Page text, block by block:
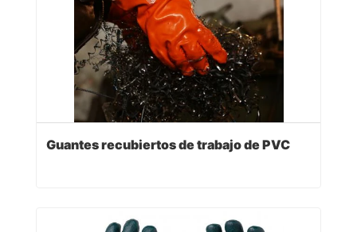
Guantes recubiertos de trabajo de PVC